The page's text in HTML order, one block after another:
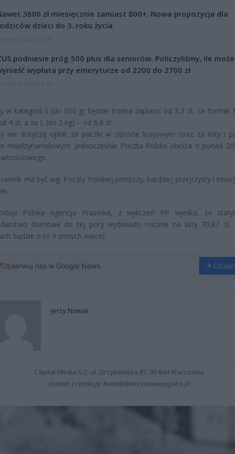
3600 zł miesięcznie zamiast 800+. Nowa propozycja dla
dzieci do 3. roku życia
podniesie próg 500 plus dla seniorów. Policzyliśmy, ile może
wypłata przy emeryturze od 2200 do 2700 zł
w kategorii S (do 500 g) będzie trzeba zapłacić od 3,3 zł, za format
4 zł, a za L (do 2 kg) – od 6,6 zł.
nie dotyczą opłat za paczki w obrocie krajowym oraz za listy i
międzynarodowym. Jednocześnie Poczta Polska obniża o ponad
ma być wg. Poczty Polskiej prostszy, bardziej przejrzysty i
Polska Agencja Prasowa, z wyliczeń PP wynika, że
domowe do tej pory wydawało rocznie na listy 70,87 zł,
będzie o to 9 złotych więcej.
Obserwuj nas w Google News
Jerzy Nowak
Capital Media S.C. ul. Grzybowska 87, 00-844 Warszawa
Kontakt z redakcją: Kontakt@warszawawpigulce.pl